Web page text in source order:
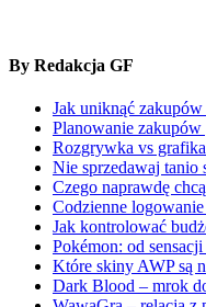
By Redakcja GF
Jak uniknąć
Planowanie
Rozgrywka vs
Nie sprzedawaj tanio
Czego naprawdę
Codzienne
Jak kontrolować
Pokémon: od
Które skiny AWP są
Dark Blood – mrok